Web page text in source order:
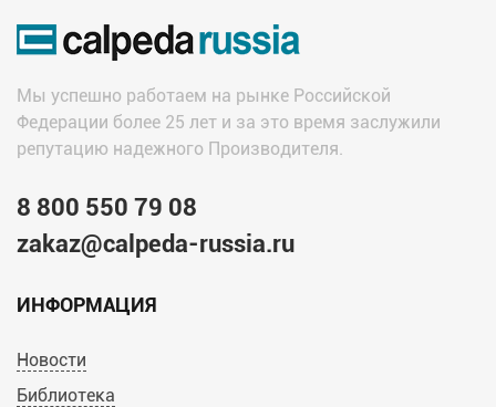
Мы успешно работаем на рынке Российской
Федерации более 25 лет и за это время заслужили
репутацию надежного Производителя.
8 800 550 79 08
zakaz@calpeda-russia.ru
ИНФОРМАЦИЯ
Новости
Библиотека